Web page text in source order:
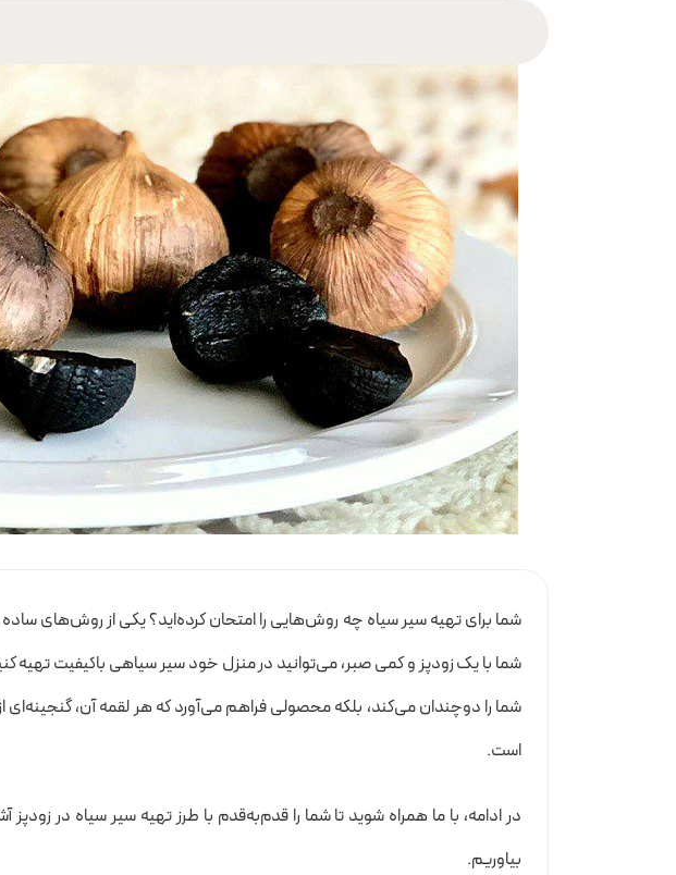
شما برای تهیه سیر سیاه چه روش‌هایی را امتحان کرده‌اید؟ یکی از روش‌های ساده
شما با یک زودپز و کمی صبر، می‌توانید در منزل خود سیر سیاهی باکیفیت تهیه
شما را دوچندان می‌کند، بلکه محصولی فراهم می‌آورد که هر لقمه آن،
است.
در ادامه، با ما همراه شوید تا شما را قدم‌به‌قدم با طرز تهیه سیر سیاه در زودپز
بیاوریم.